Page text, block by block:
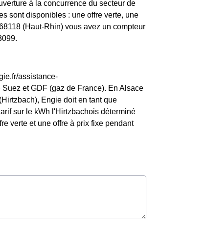
à la concurrence du secteur de
sont disponibles : une offre verte, une
(Haut-Rhin) vous avez un compteur
assistance-
et GDF (gaz de France). En Alsace
Engie doit en tant que
sur le kWh l'Hirtzbachois déterminé
verte et une offre à prix fixe pendant